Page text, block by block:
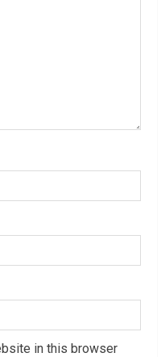
in this browser